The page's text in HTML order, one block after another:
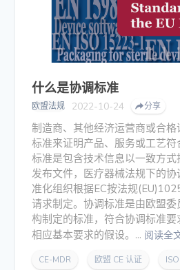
什么是协调标准
欧盟法规 2022-10-24 分享
制造商、其他经济运营商或合
标准来证明产品、服务或工艺符
标准是包含技术信息以一致方
发布文件，医疗器械法规下的
准化组织根据EC按法规
请求制定。协调标准是由欧盟
构制定的标准，符合协调标准
相应基本要求的假设。... 阅读全
CE-MDR 欧盟 CE 认证